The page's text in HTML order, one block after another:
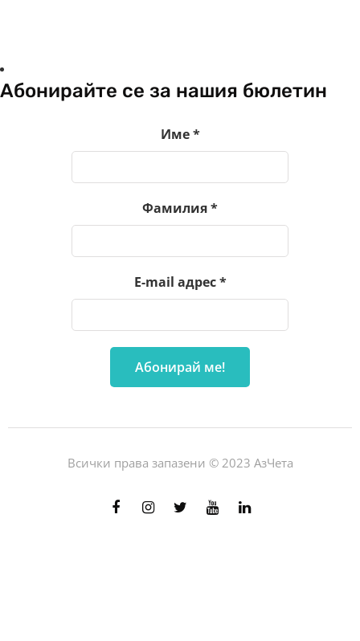
Абонирайте се за нашия бюлетин
Име*
Фамилия*
E-mail адрес*
Всички права запазени © 2023 АзЧета